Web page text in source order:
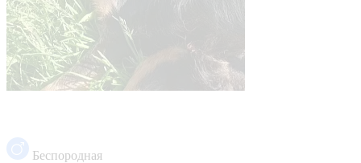
Беспородная